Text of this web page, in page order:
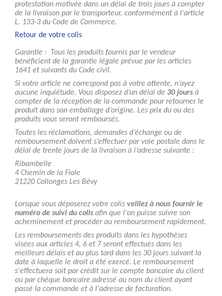
protestation motivée dans un délai de trois jours à compter
de la livraison par le transporteur, conformément à l'article
L. 133-3 du Code de Commerce.
Retour de votre colis
Garantie : Tous les produits fournis par le vendeur
bénéficient de la garantie légale prévue par les articles
1641 et suivants du Code civil.
Si votre article ne correspond pas à votre attente, n’ayez
aucune inquiétude. Vous disposez d’un délai de 30 jours à
compter de la réception de la commande pour retourner le
produit dans son emballage d’origine. Les prix du ou des
produits vous seront remboursés.
Toutes les réclamations, demandes d’échange ou de
remboursement doivent s’effectuer par voie postale dans le
délai de trente jours de la livraison à l’adresse suivante :
Ribambelle
4 Chemin de la Fiole
21220 Collonges Les Bévy
Lorsque vous déposerez votre colis veillez à nous fournir le
numéro de suivi du colis afin que l'on puisse suivre son
acheminement et procéder au remboursement rapidement.
Les remboursements des produits dans les hypothèses
visées aux articles 4, 6 et 7 seront effectués dans les
meilleurs délais et au plus tard dans les 30 jours suivant la
date à laquelle le droit a été exercé. Le remboursement
s'effectuera soit par crédit sur le compte bancaire du client
ou par chèque bancaire adressé au nom du client ayant
passé la commande et à l'adresse de facturation.